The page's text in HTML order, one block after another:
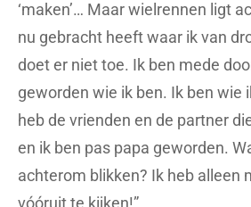
‘maken’… Maar wielrennen ligt
nu gebracht heeft waar ik van
doet er niet toe. Ik ben mede
geworden wie ik ben. Ik ben wie
heb de vrienden en de partner
en ik ben pas papa geworden.
achterom blikken? Ik heb alleen
vóóruit te kijken!”